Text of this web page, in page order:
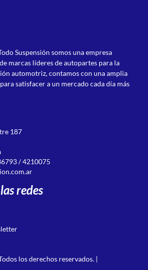
Suspensión somos una empresa
marcas líderes de autopartes para la
automotriz, contamos con una amplia
satisfacer a un mercado cada día más
187
/ 4210075
redes
los derechos reservados. |